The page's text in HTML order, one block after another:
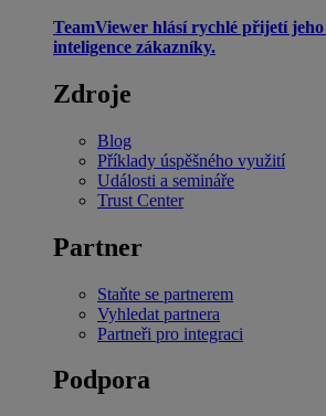
TeamViewer hlásí rychlé přijetí
inteligence zákazníky.
Zdroje
Blog
Příklady úspěšného využití
Události a semináře
Trust Center
Partner
Staňte se partnerem
Vyhledat partnera
Partneři pro integraci
Podpora